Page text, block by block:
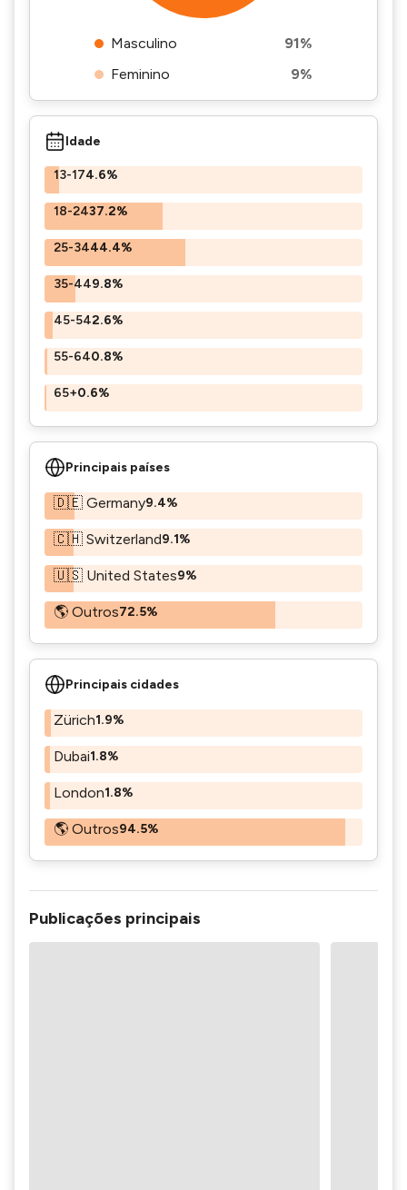
Masculino
91%
Feminino
9%
Idade
13-174.6%
18-2437.2%
25-3444.4%
35-449.8%
45-542.6%
55-640.8%
65+0.6%
Principais países
🇩🇪 Germany9.4%
🇨🇭 Switzerland9.1%
🇺🇸 United States9%
🌎 Outros72.5%
Principais cidades
Zürich1.9%
Dubai1.8%
London1.8%
🌎 Outros94.5%
Publicações principais